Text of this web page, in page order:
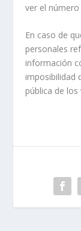
ver el
En caso de
personales
información
imposibilidad
pública de los